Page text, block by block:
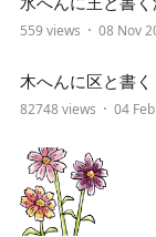
559 views 08 Nov
木へんに区と書
82748 views 04